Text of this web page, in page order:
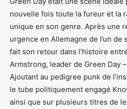
nouvelle fois toute la fureur et la
unique en son genre. Après une
urgence en Allemagne de l’un de
fait son retour dans l’histoire
Armstrong, leader de Green Day
Ajoutant au pedigree punk de
le tube politiquement engagé
ainsi que sur plusieurs titres de